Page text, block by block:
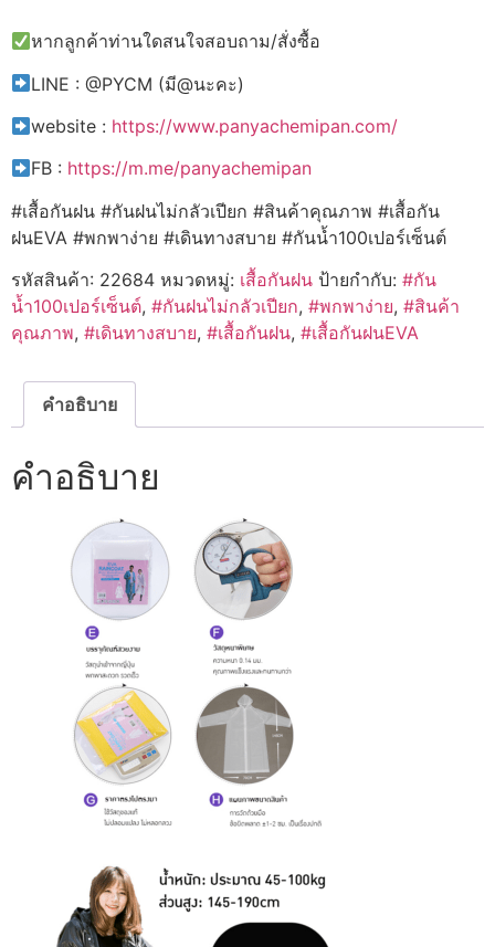
หากลูกค้าท่านใดสนใจสอบถาม/สั่งซื้อ
LINE : @PYCM (มี@นะคะ)
website : https://www.panyachemipan.com/
FB : https://m.me/panyachemipan
#เสื้อกันฝน #กันฝนไม่กลัวเปียก #สินค้าคุณภาพ #เสื้อกัน
ฝนEVA #พกพาง่าย #เดินทางสบาย #กันน้ำ100เปอร์เซ็นต์
รหัสสินค้า: 22684 หมวดหมู่: เสื้อกันฝน ป้ายกำกับ: #กัน
น้ำ100เปอร์เซ็นต์, #กันฝนไม่กลัวเปียก, #พกพาง่าย, #สินค้า
คุณภาพ, #เดินทางสบาย, #เสื้อกันฝน, #เสื้อกันฝนEVA
คำอธิบาย
คำอธิบาย